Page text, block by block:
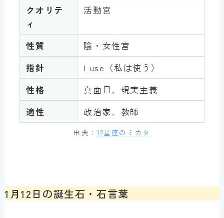
クオリテ
ィ
活動宮
性質
陰・女性宮
指針
I use（私は使う）
性格
真面目、現実主義
適性
政治家、教師
出典： 12星座のミカタ
1月12日の誕生石・石言葉